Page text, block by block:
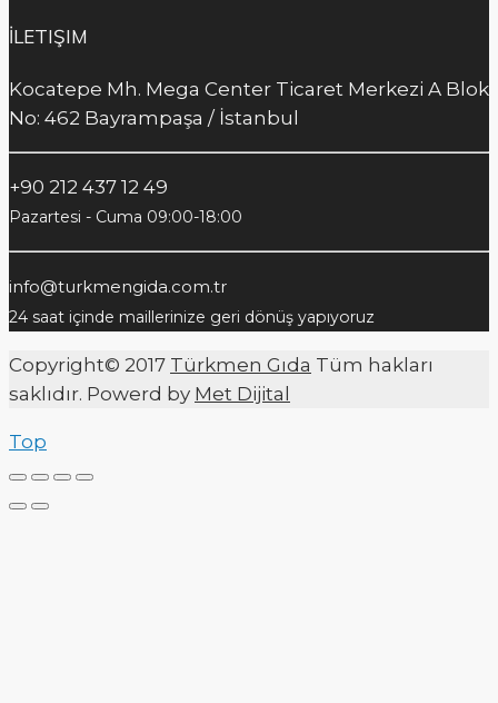
İLETIŞIM
Kocatepe Mh. Mega Center Ticaret Merkezi A Blok
No: 462 Bayrampaşa / İstanbul
+90 212 437 12 49
Pazartesi - Cuma 09:00-18:00
info@turkmengida.com.tr
24 saat içinde maillerinize geri dönüş yapıyoruz
Copyright© 2017 Türkmen Gıda Tüm hakları
saklıdır. Powerd by Met Dijital
Top